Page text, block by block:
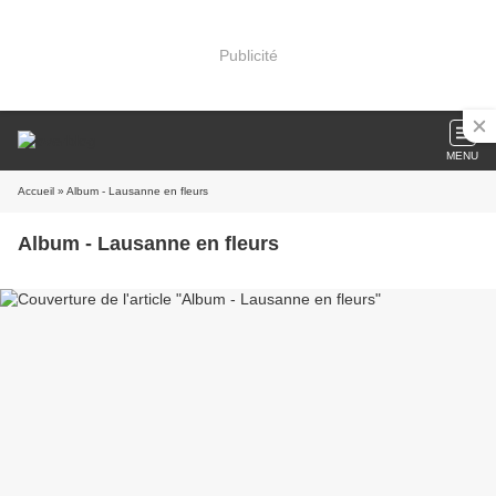
Publicité
MENU
Accueil » Album - Lausanne en fleurs
Album - Lausanne en fleurs